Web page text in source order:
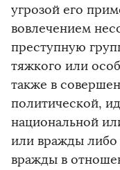
угрозой его
вовлечением
преступную
тяжкого или
также в
политической,
национальной
или вражды либо
вражды в